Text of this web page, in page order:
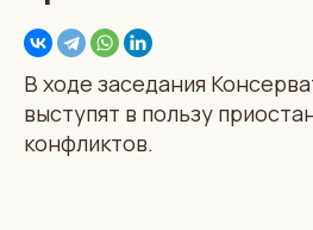
В ходе заседания
выступят в пользу
конфликтов.